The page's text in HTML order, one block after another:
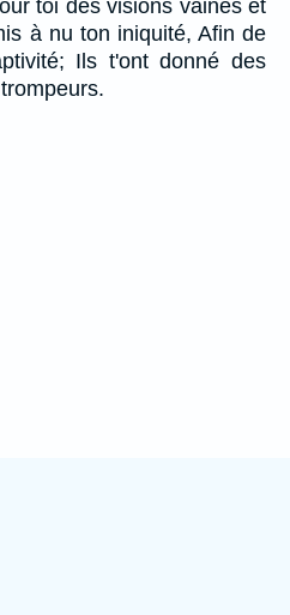
toi des visions vaines et
à nu ton iniquité, Afin de
Ils t'ont donné des